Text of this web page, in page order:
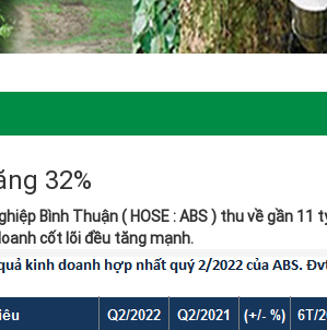
32%
Bình Thuận ( HOSE : ABS ) thu về gần
cốt lõi đều tăng mạnh.